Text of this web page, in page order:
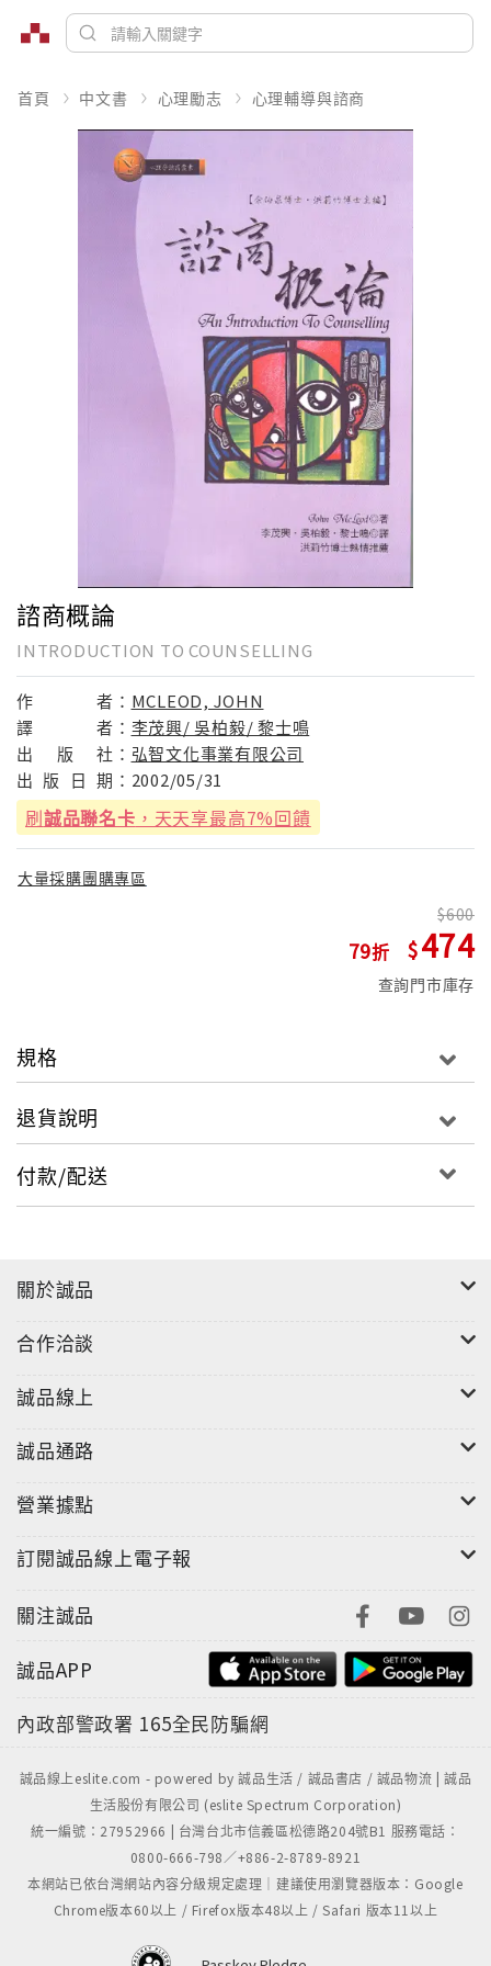
首頁 中文書 心理勵志 心理輔導與諮商
諮商概論
INTRODUCTION TO COUNSELLING
作 者： MCLEOD, JOHN
譯
者： 李茂興/ 吳柏毅/ 黎士鳴
出
版 社： 弘智文化事業有限公司
出 版 日 期： 2002/05/31
刷誠品聯名卡 ，天天享最高7%回饋
大量採購團購專區
79
600
474
查詢門市庫存
規格
退貨說明
付款/配送
關於誠品
合作洽談
誠品線上
誠品通路
營業據點
訂閱誠品線上電子報
關注誠品
誠品APP
內政部警政署 165全民防騙網
誠品線上eslite.com - powered by 誠品生活 / 誠品書店 / 誠品物流 | 誠品
生活股份有限公司 (eslite Spectrum Corporation)
統一編號：27952966 | 台灣台北市信義區松德路204號B1 服務電話：
0800-666-798／+886-2-8789-8921
本網站已依台灣網站內容分級規定處理｜建議使用瀏覽器版本：Google
Chrome版本60以上 / Firefox版本48以上 / Safari 版本11以上